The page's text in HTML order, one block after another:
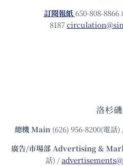
訂閱報紙 650-808-8866
8187
洛杉磯
總機Main (626) 956-8200(電話)
廣告/市場部Advertising &
話) /